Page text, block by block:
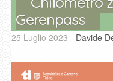
Gerenpass
25 Luglio 2023 Davide